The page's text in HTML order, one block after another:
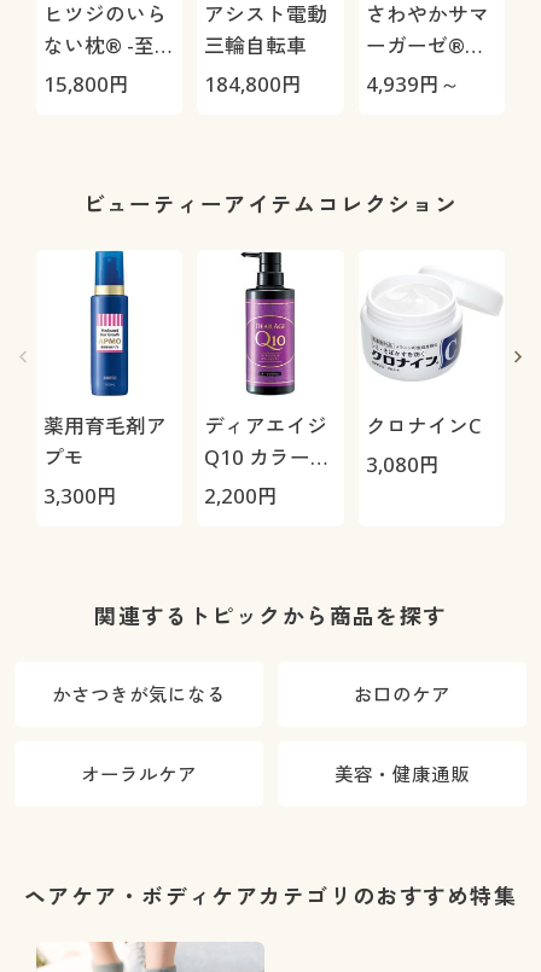
ヒツジのいら
ない枕® -至
極-
15,800円
アシスト電動
三輪自転車
184,800円
さわやかサマ
ーガーゼ®か
ぶりパジャマ/
4,939円～
ビューティーアイテムコレクション
薬用育毛剤ア
プモ
3,300円
ディアエイジ
Q10 カラーシ
ャンプー
2,200円
クロナインC
3,080円
関連するトピックから商品を探す
かさつきが気になる お口のケア
オーラルケア 美容・健康通販
ヘアケア・ボディケアカテゴリのおすすめ特集